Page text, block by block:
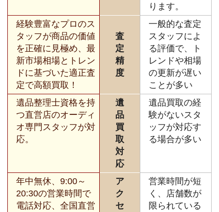
ります。
経験豊富なプロのス
タッフが商品の価値
を正確に見極め、最
新市場相場とトレン
ドに基づいた適正査
定で高額買取！
査
定
精
度
一般的な査定
スタッフによ
る評価で、ト
レンドや相場
の更新が遅い
ことが多い
遺品整理士資格を持
つ直営店のオーディ
オ専門スタッフが対
応。
遺
品
買
取
対
応
遺品買取の経
験がないスタ
ッフが対応す
る場合が多い
年中無休、9:00～
20:30の営業時間で
電話対応、全国直営
ア
ク
セ
営業時間が短
く、店舗数が
限られている